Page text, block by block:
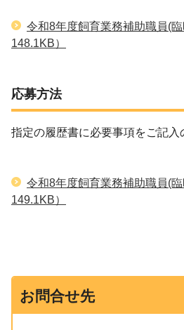
令和8年度飼育業務補助職員(
148.1KB）
応募方法
指定の履歴書に必要事項をご記入
令和8年度飼育業務補助職員(
149.1KB）
お問合せ先